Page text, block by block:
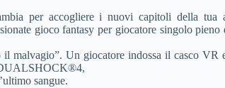
per accogliere i nuovi capitoli della tua
gioco fantasy per giocatore singolo
malvagio”. Un giocatore indossa il casco
DUALSHOCK®4,
sangue.